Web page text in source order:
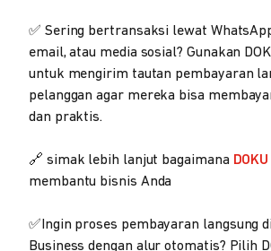
✅ Sering bertransaksi lewat
email, atau media sosial? Gunakan
untuk mengirim tautan pembayaran
pelanggan agar mereka bisa
dan praktis.
🔗 simak lebih lanjut bagaimana
membantu bisnis Anda
✅Ingin proses pembayaran langsung
Business dengan alur otomatis? Pilih